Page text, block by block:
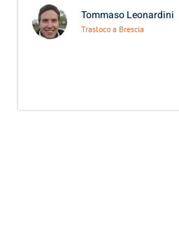
Tommaso Leonardini
Trasloco a Brescia